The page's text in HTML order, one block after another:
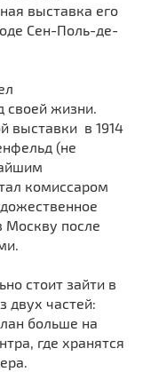
выставка его
Сен-Поль-де-
своей жизни.
выставки в 1914
(не
комиссаром
Москву после
стоит зайти в
двух частей:
больше на
где хранятся